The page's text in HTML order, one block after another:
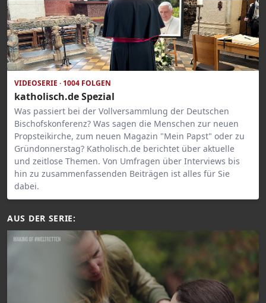
VIDEOSERIE · 1004 FOLGEN
katholisch.de Spezial
Was passiert bei der Vollversammlung der Deutschen
Bischofskonferenz? Was sagen die Menschen zur neuen
Propsteikirche, zum neuen Magazin "Mein Papst" oder zu
Gründonnerstag? Katholisch.de berichtet über aktuelle
und zeitlose Themen. Von Umfragen über Interviews bis
hin zu zusammenfassenden Beiträgen ist alles für Sie
dabei.
AUS DER SERIE: